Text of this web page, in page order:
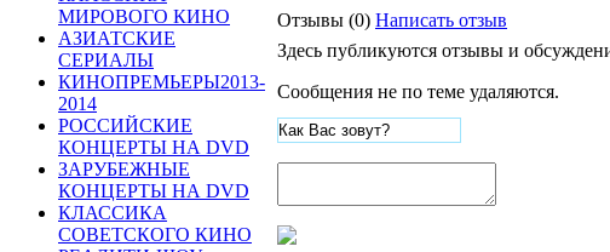
МИРОВОГО КИНО
АЗИАТСКИЕ
СЕРИАЛЫ
КИНОПРЕМЬЕРЫ2013-
2014
РОССИЙСКИЕ
КОНЦЕРТЫ НА DVD
ЗАРУБЕЖНЫЕ
КОНЦЕРТЫ НА DVD
КЛАССИКА
СОВЕТСКОГО КИНО
Отзывы (0) Написать отзыв
Здесь публикуются отзывы и
Сообщения не по теме удаляются.